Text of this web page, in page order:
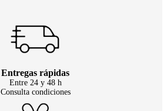
Entregas rápidas
Entre 24 y 48 h
Consulta condiciones